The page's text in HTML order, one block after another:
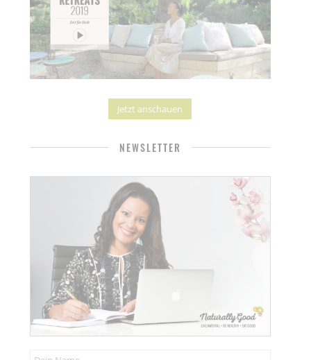
Jetzt anschauen
NEWSLETTER